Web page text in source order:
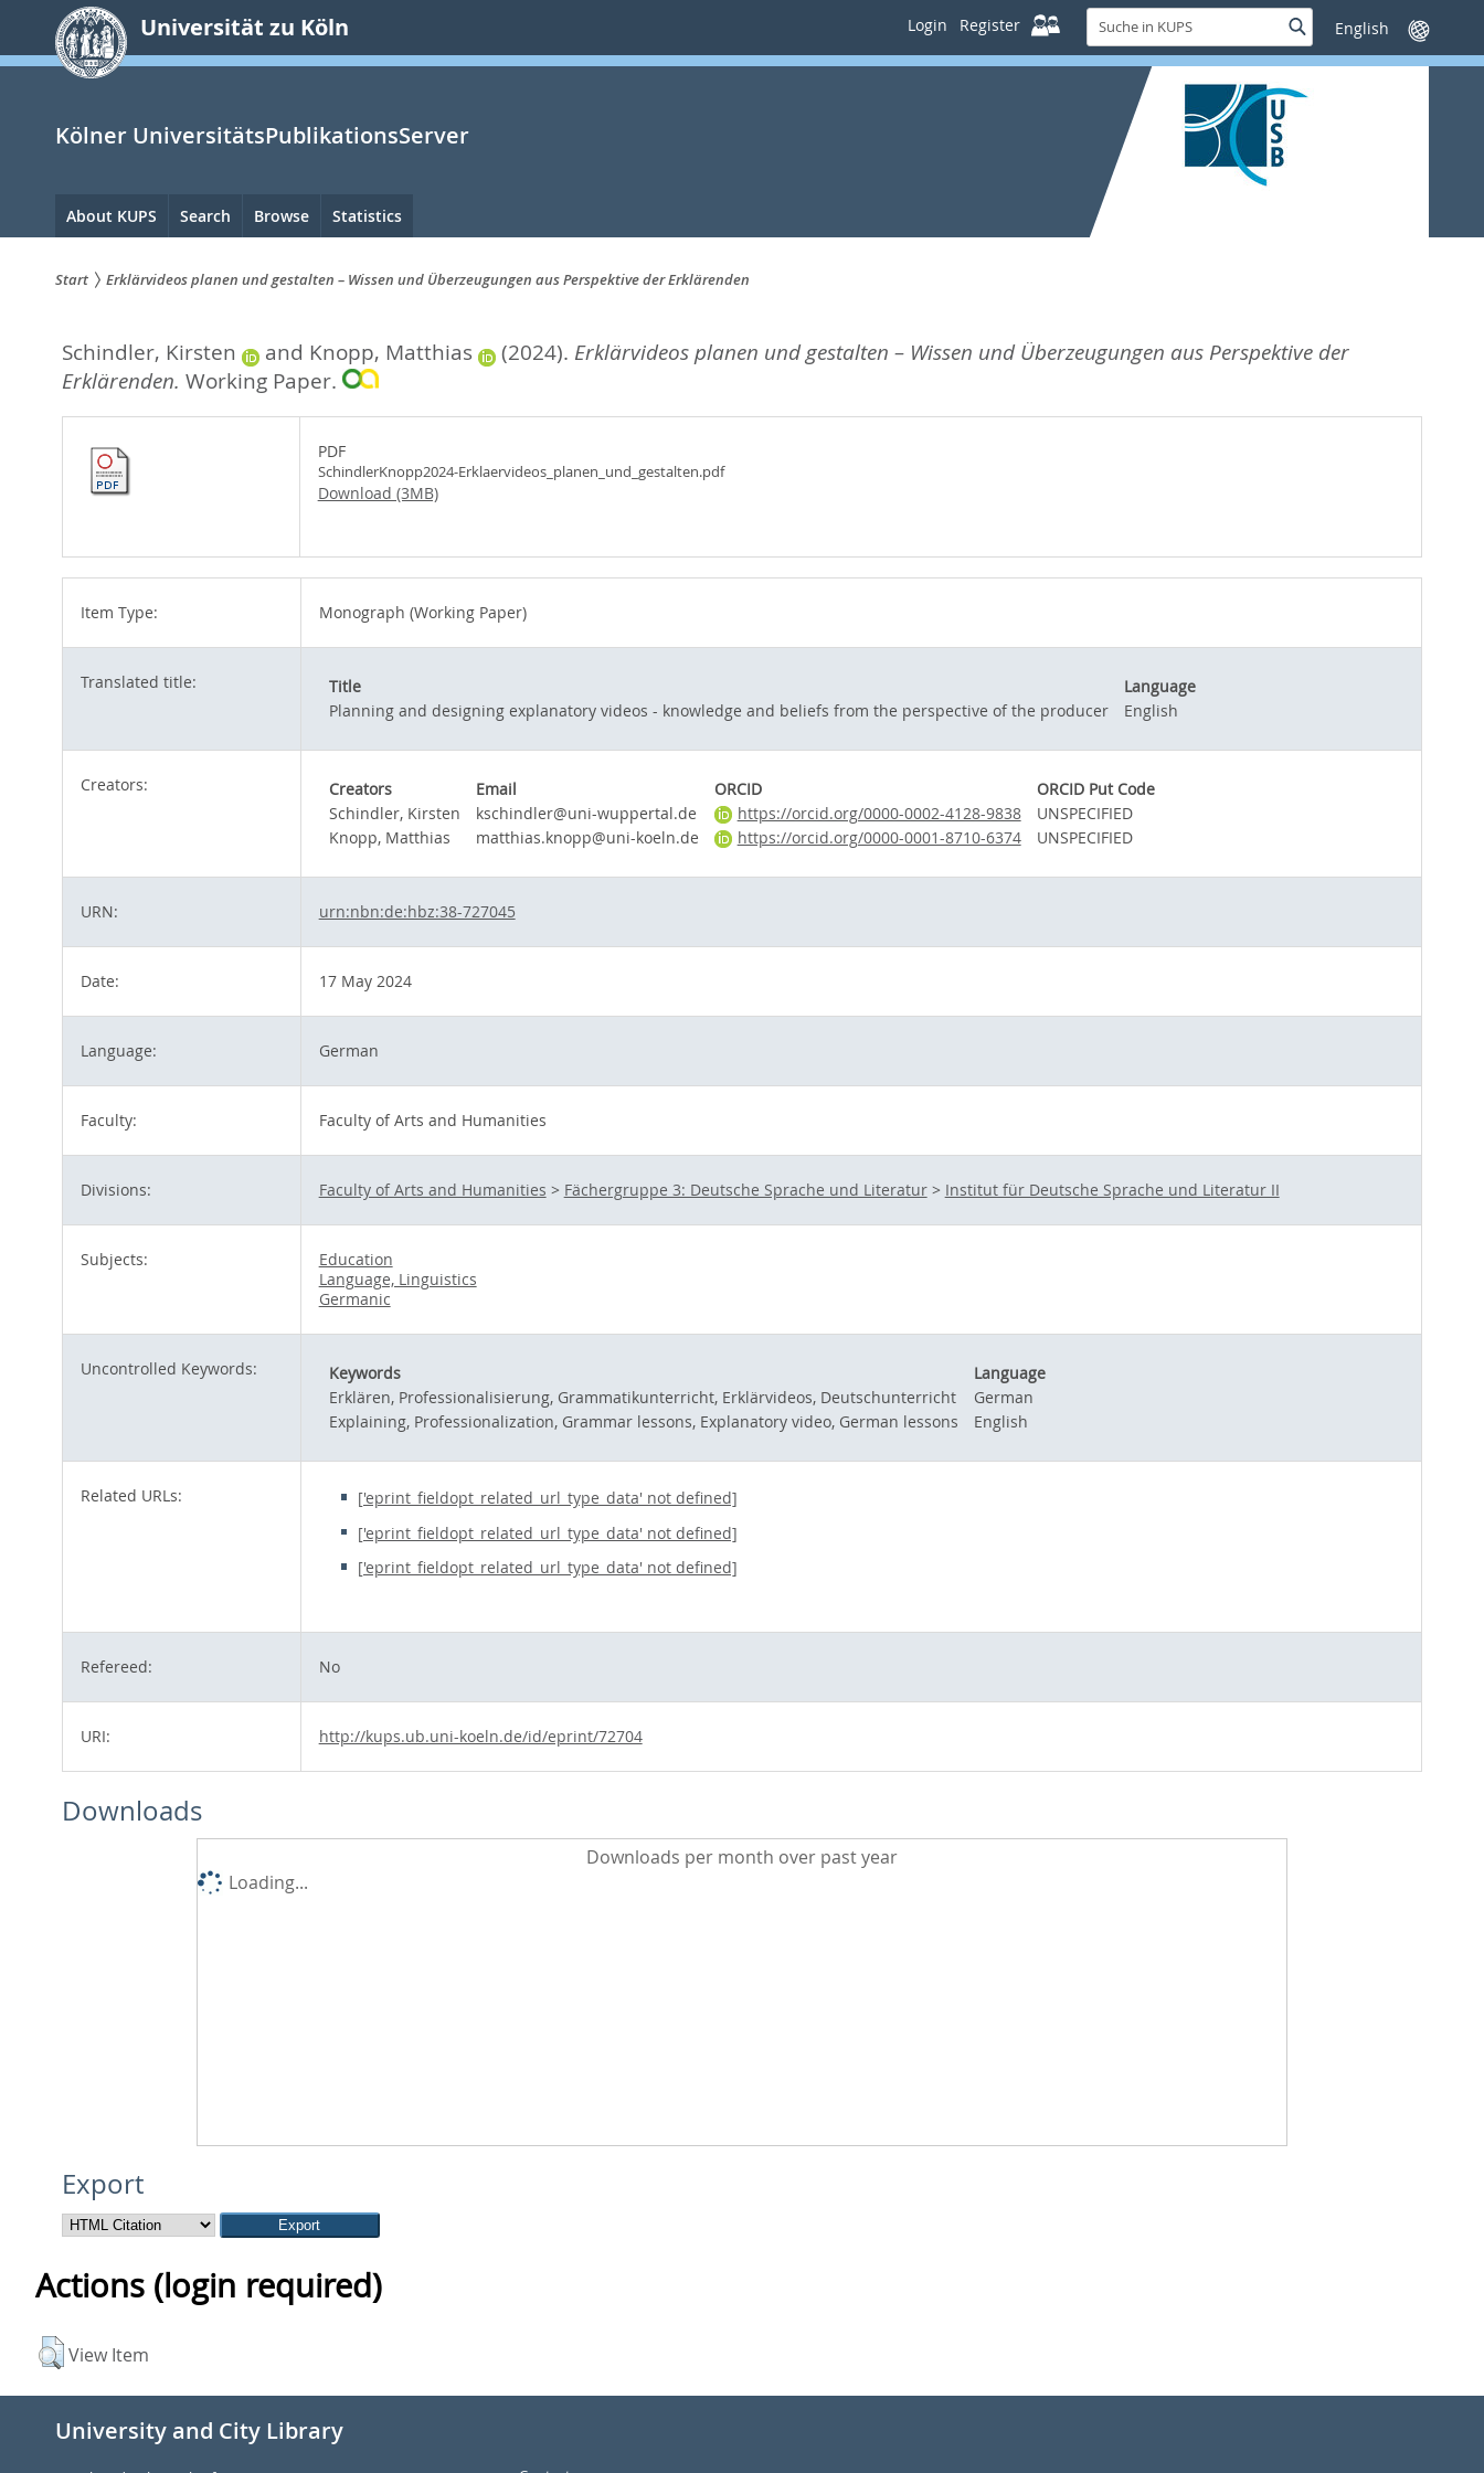
springen
Universität zu Köln Login Register
Suche
in
KUPS
SucheSprache
wechseln
Kölner UniversitätsPublikationsServer
Hauptnavigation
About KUPS Search Browse Statistics
sind
hier:
Start Erklärvideos planen und gestalten – Wissen und Überzeugungen aus Perspektive der Erklärenden
Schindler, Kirsten and Knopp, Matthias (2024). Erklärvideos planen und gestalten – Wissen und Überzeugungen aus Perspektive der
Erklärenden. Working Paper.
PDF
SchindlerKnopp2024-Erklaervideos_planen_und_gestalten.pdf
Download (3MB)
Item Type: Monograph (Working Paper)
Translated title: Title
Language
Planning and designing explanatory videos - knowledge and beliefs from the perspective of the producer
English
Creators: Creators Email ORCID
ORCID Put Code
Schindler, Kirsten
kschindler@uni-wuppertal.de https://orcid.org/0000-0002-4128-9838
UNSPECIFIED
Knopp, Matthias
matthias.knopp@uni-koeln.de https://orcid.org/0000-0001-8710-6374 UNSPECIFIED
URN: urn:nbn:de:hbz:38-727045
Date: 17 May 2024
Language: German
Faculty: Faculty of Arts and Humanities
Divisions: Faculty of Arts and Humanities > Fächergruppe 3: Deutsche Sprache und Literatur> Institut für Deutsche Sprache und Literatur II
Subjects:
Education
Language, Linguistics
Germanic
Uncontrolled Keywords: Keywords
Language
Erklären, Professionalisierung, Grammatikunterricht, Erklärvideos, Deutschunterricht
German
Explaining, Professionalization, Grammar lessons, Explanatory video, German lessons
English
Related URLs:
['eprint_fieldopt_related_url_type_data' not defined]
['eprint_fieldopt_related_url_type_data' not defined]
['eprint_fieldopt_related_url_type_data' not defined]
Refereed: No
URI: http://kups.ub.uni-koeln.de/id/eprint/72704
Downloads
Downloads per month over past year
Loading...
Export
Actions (login required)
View Item
University and City Library